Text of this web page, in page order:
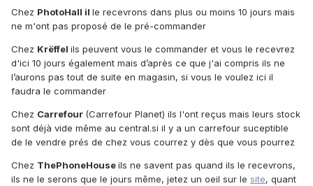
Chez PhotoHall il le recevrons dans plus ou moins 10 jours mais
ne m'ont pas proposé de le pré-commander
Chez Krëffel ils peuvent vous le commander et vous le recevrez
d'ici 10 jours également mais d’après ce que j'ai compris ils ne
l’aurons pas tout de suite en magasin, si vous le voulez ici il
faudra le commander
Chez Carrefour (Carrefour Planet) ils l'ont reçus mais leurs stock
sont déjà vide même au central.si il y a un carrefour suceptible
de le vendre prés de chez vous courrez y dès que vous pourrez
Chez ThePhoneHouseils ne savent pas quand ils le recevrons,
ils ne le serons que le jours même, jetez un oeil sur le site, quant